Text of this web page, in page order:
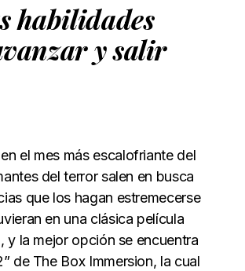
habilidades
y salir
el mes más escalofriante del
del terror salen en busca
que los hagan estremecerse
en una clásica película
y la mejor opción se encuentra
de The Box Immersion, la cual